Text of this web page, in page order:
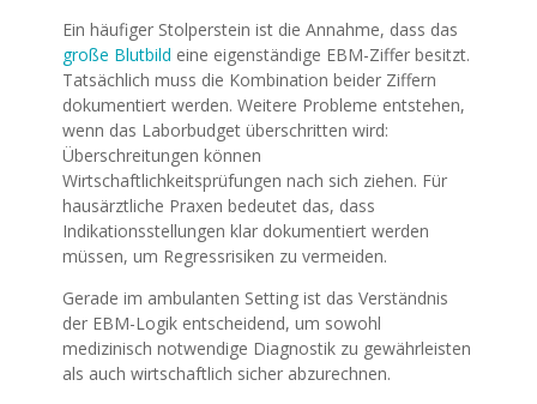
Ein häufiger Stolperstein ist die Annahme, dass das
große Blutbild eine eigenständige EBM-Ziffer besitzt.
Tatsächlich muss die Kombination beider Ziffern
dokumentiert werden. Weitere Probleme entstehen,
wenn das Laborbudget überschritten wird:
Überschreitungen können
Wirtschaftlichkeitsprüfungen nach sich ziehen. Für
hausärztliche Praxen bedeutet das, dass
Indikationsstellungen klar dokumentiert werden
müssen, um Regressrisiken zu vermeiden.
Gerade im ambulanten Setting ist das Verständnis
der EBM-Logik entscheidend, um sowohl
medizinisch notwendige Diagnostik zu gewährleisten
als auch wirtschaftlich sicher abzurechnen.